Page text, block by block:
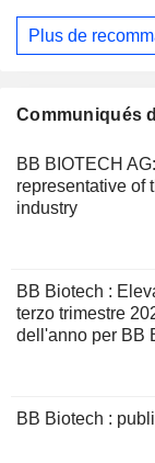
Plus de
Communiqués
BB BIOTECH
representative of
industry
BB Biotech :
terzo trimestre
dell'anno per BB
BB Biotech :